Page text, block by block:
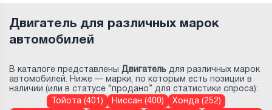
Двигатель для различных марок
автомобилей
В каталоге представлены Двигатель для различных марок
автомобилей. Ниже — марки, по которым есть позиции в
наличии (или в статусе “продано” для статистики спроса):
Тойота (401)
Ниссан (400)
Хонда (252)